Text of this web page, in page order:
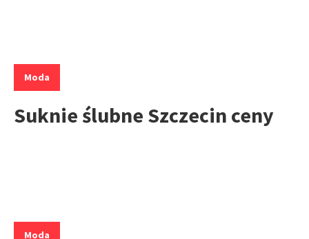
Kategorie:
Moda
Suknie ślubne Szczecin ceny
Kategorie:
Moda